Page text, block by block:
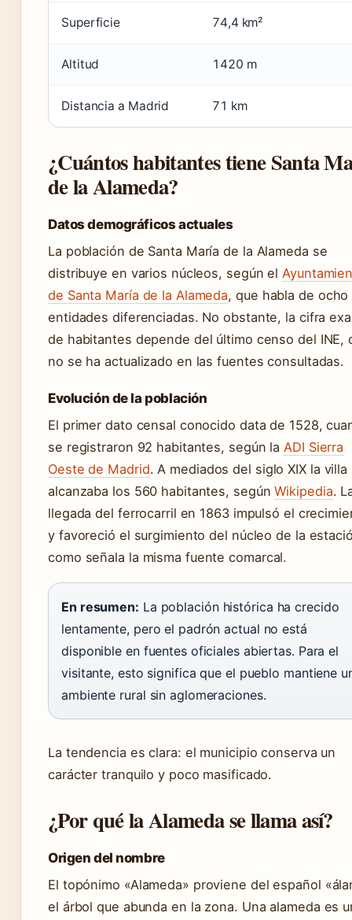
Superficie 74,4 km²
Altitud 1420 m
Distancia a Madrid 71 km
¿Cuántos habitantes tiene Santa
de la Alameda?
Datos demográficos actuales
La población de Santa María de la Alameda se
distribuye en varios núcleos, según el
de Santa María de la Alameda, que habla de ocho
entidades diferenciadas. No obstante, la cifra
de habitantes depende del último censo del INE,
no se ha actualizado en las fuentes consultadas.
Evolución de la población
El primer dato censal conocido data de 1528,
se registraron 92 habitantes, según laADI Sierra
Oeste de Madrid. A mediados del siglo XIX la villa
alcanzaba los 560 habitantes, segúnWikipedia.
llegada del ferrocarril en 1863 impulsó el
y favoreció el surgimiento del núcleo de la
como señala la misma fuente comarcal.
En resumen: La población histórica ha crecido
lentamente, pero el padrón actual no está
disponible en fuentes oficiales abiertas. Para el
visitante, esto significa que el pueblo mantiene
ambiente rural sin aglomeraciones.
La tendencia es clara: el municipio conserva un
carácter tranquilo y poco masificado.
¿Por qué la Alameda se llama así?
Origen del nombre
El topónimo «Alameda» proviene del español
el árbol que abunda en la zona. Una alameda es